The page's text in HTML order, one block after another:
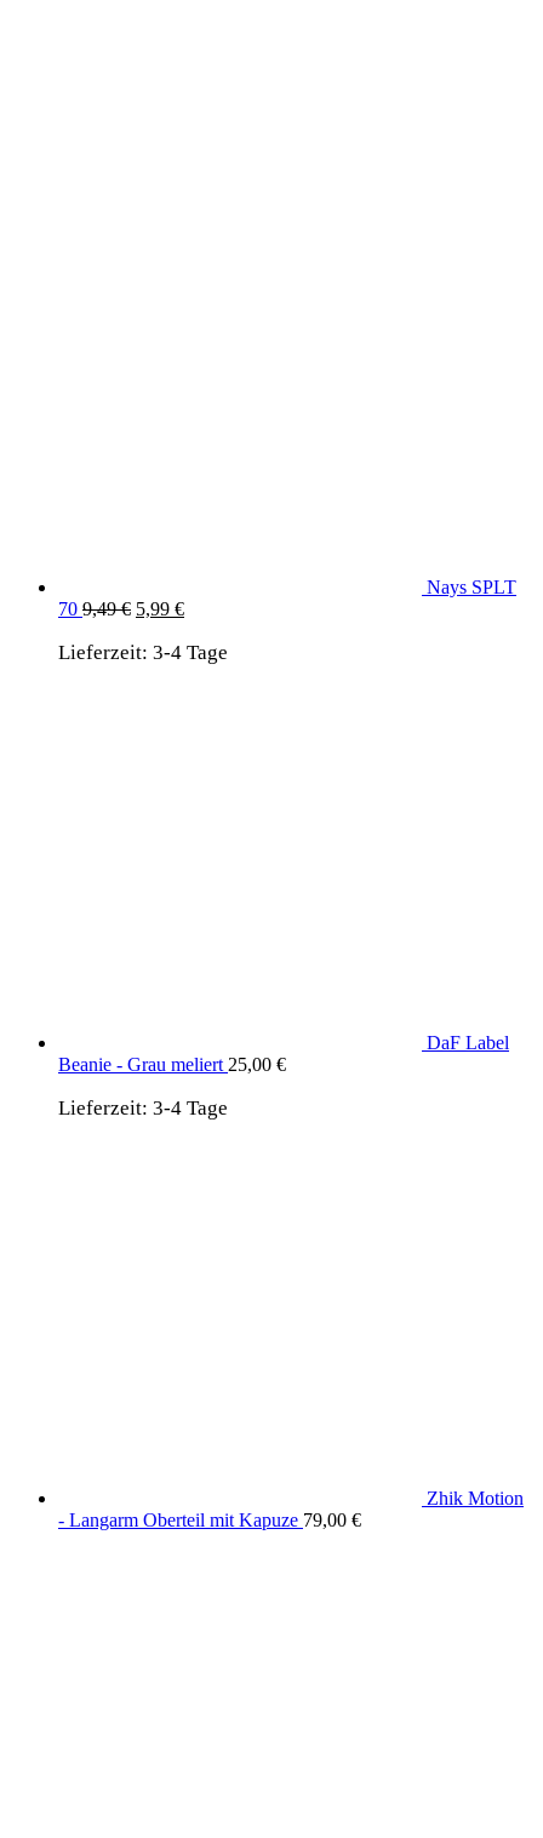
Nays SPLT
70 9,49€ Ursprünglicher
war:
5,99 €Aktueller
ist:
Lieferzeit: 3-4 Tage
DaF Label
Beanie - Grau meliert 25,00 €
Lieferzeit: 3-4 Tage
Zhik Motion
- Langarm Oberteil mit Kapuze 79,00 €